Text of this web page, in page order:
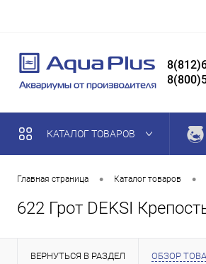
КАТАЛОГ ТОВАРОВ
Главная страница • Каталог товаров •
622 Грот DEKSI
ВЕРНУТЬСЯ В РАЗДЕЛ ОБЗОР